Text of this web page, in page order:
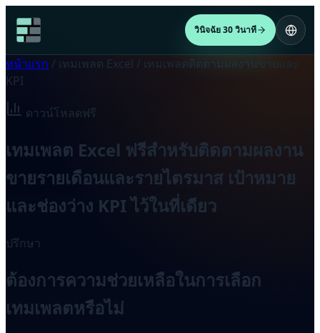
วินิจฉัย 30 วินาที
หน้าแรก / เทมเพลต Excel / เทมเพลตติดตามผลงานขายและ
KPI
ดาวน์โหลดฟรี
เทมเพลต Excel ฟรีสำหรับติดตามผลงาน
ขายรายเดือนและรายไตรมาส เป้าหมาย
และช่องว่าง KPI ไว้ในที่เดียว
ปรึกษา
ต้องการความช่วยเหลือในการเลือก
เทมเพลตหรือไม่